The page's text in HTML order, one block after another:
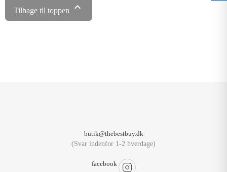
Tilbage til toppen 
butik@thebestbuy.dk
(Svar indenfor 1-2 hverdage)
facebook